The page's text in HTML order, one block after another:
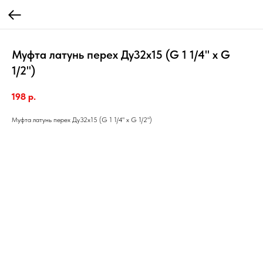
Муфта латунь перех Ду32х15 (G 1 1/4" х G
1/2")
198 р.
Муфта латунь перех Ду32х15 (G 1 1/4" х G 1/2")